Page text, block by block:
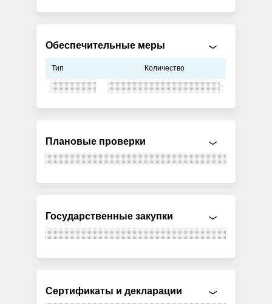
Обеспечительные меры
Тип Количество
Плановые проверки
Государственные закупки
Сертификаты и декларации